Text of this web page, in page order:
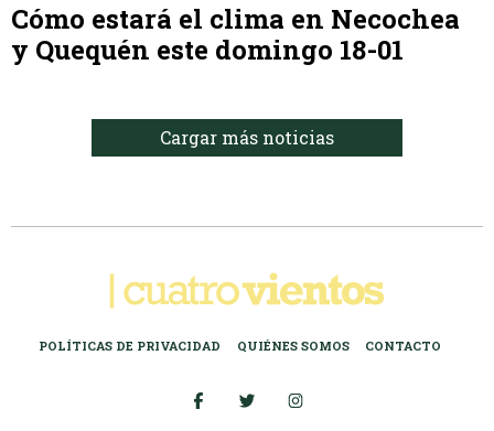
Cómo estará el clima en Necochea
y Quequén este domingo 18-01
Cargar más noticias
POLÍTICAS DE PRIVACIDAD QUIÉNES SOMOS CONTACTO